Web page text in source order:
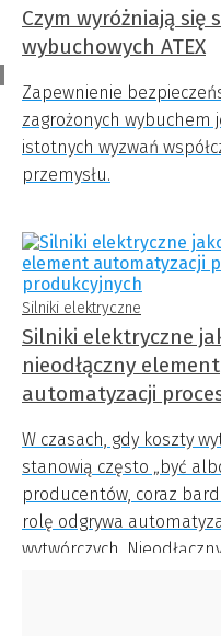
Czym wyróżniają
wybuchowych ATEX
Zapewnienie
zagrożonych wybuchem
istotnych wyzwań
przemysłu.
Silniki elektryczne
Silniki elektryczne
nieodłączny element
automatyzacji
W czasach, gdy koszty
stanowią często „być
producentów, coraz
rolę odgrywa
wytwórczych.